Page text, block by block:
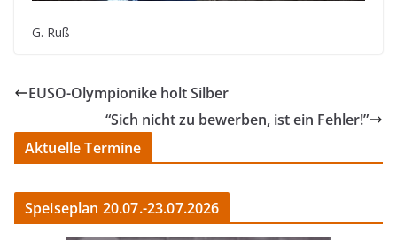
G. Ruß
EUSO-Olympionike holt Silber
“Sich nicht zu bewerben, ist ein Fehler!”
Aktuelle Termine
Speiseplan 20.07.-23.07.2026